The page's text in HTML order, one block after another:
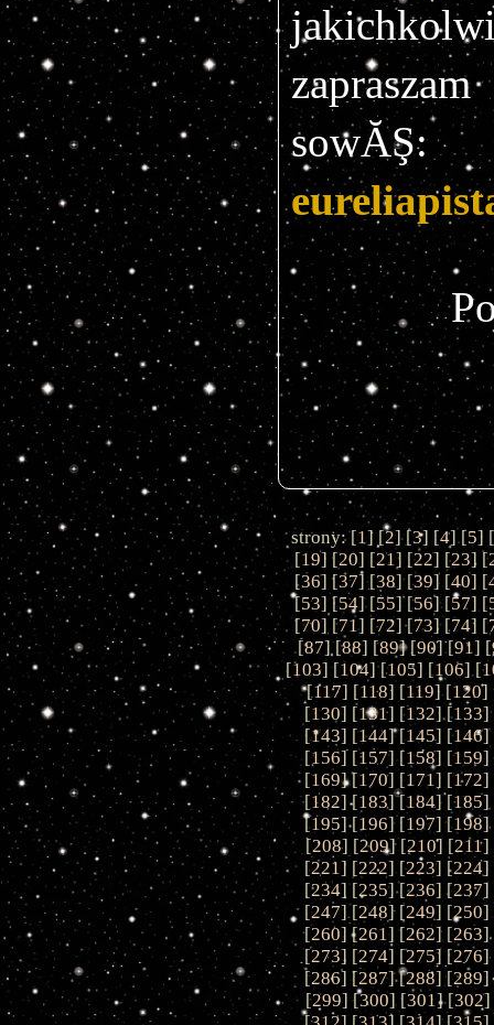
sowĂŞ:
strony: [1] [2] [3] [4] [5] [
[19] [20] [21] [22] [23] [
[36] [37] [38] [39] [40] [
[53] [54] [55] [56] [57] [
[70] [71] [72] [73] [74] [
[87] [88] [89] [90] [91] [
[103] [104] [105] [106] [
[117] [118] [119] [120]
[130] [131] [132] [133]
[143] [144] [145] [146]
[156] [157] [158] [159]
[169] [170] [171] [172]
[182] [183] [184] [185]
[195] [196] [197] [198]
[208] [209] [210] [211]
[221] [222] [223] [224]
[234] [235] [236] [237]
[247] [248] [249] [250]
[260] [261] [262] [263]
[273] [274] [275] [276]
[286] [287] [288] [289]
[299] [300] [301] [302]